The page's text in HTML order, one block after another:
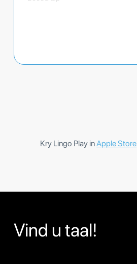
Kry Lingo Play inApple Store
Vind u taal!